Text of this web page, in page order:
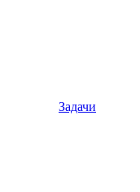
Задачи